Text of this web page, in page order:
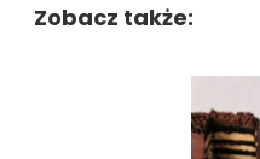
Zobacz także: